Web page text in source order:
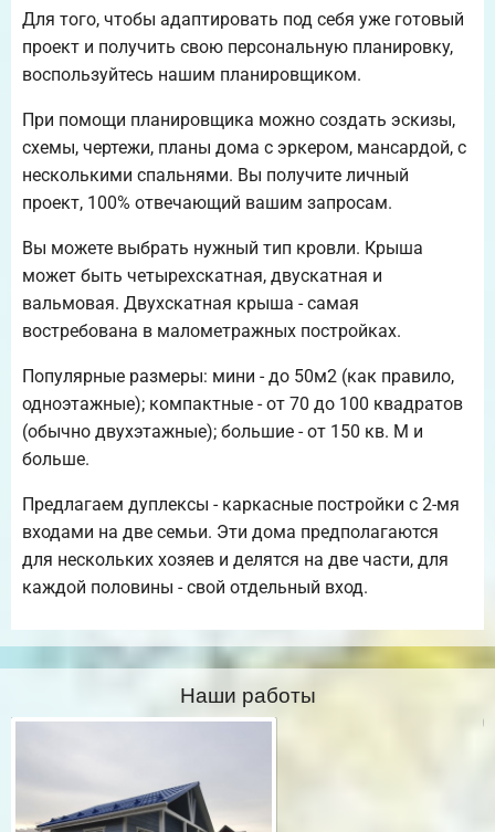
Для того, чтобы адаптировать под себя уже готовый
проект и получить свою персональную планировку,
воспользуйтесь нашим планировщиком.
При помощи планировщика можно создать эскизы,
схемы, чертежи, планы дома с эркером, мансардой, с
несколькими спальнями. Вы получите личный
проект, 100% отвечающий вашим запросам.
Вы можете выбрать нужный тип кровли. Крыша
может быть четырехскатная, двускатная и
вальмовая. Двухскатная крыша - самая
востребована в малометражных постройках.
Популярные размеры: мини - до 50м2 (как правило,
одноэтажные); компактные - от 70 до 100 квадратов
(обычно двухэтажные); большие - от 150 кв. М и
больше.
Предлагаем дуплексы - каркасные постройки с 2-мя
входами на две семьи. Эти дома предполагаются
для нескольких хозяев и делятся на две части, для
каждой половины - свой отдельный вход.
Наши работы